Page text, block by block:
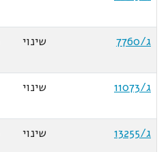
ג/7760
שינוי
ג/11073
שינוי
ג/13255
שינוי